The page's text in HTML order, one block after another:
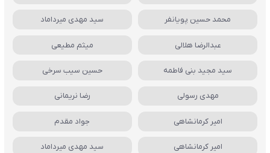
محمد حسین پویانفر سید مهدی میرداماد
عبدالرضا هلالی میثم مطیعی
سید مجید بنی فاطمه حسین سیب سرخی
مهدی رسولی رضا نریمانی
امیر کرمانشاهی جواد مقدم
امیر کرمانشاهی سید مهدی میرداماد